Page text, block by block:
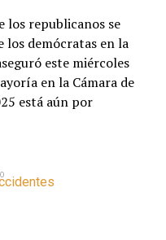
los republicanos se
demócratas en la
este miércoles
en la Cámara de
está aún por